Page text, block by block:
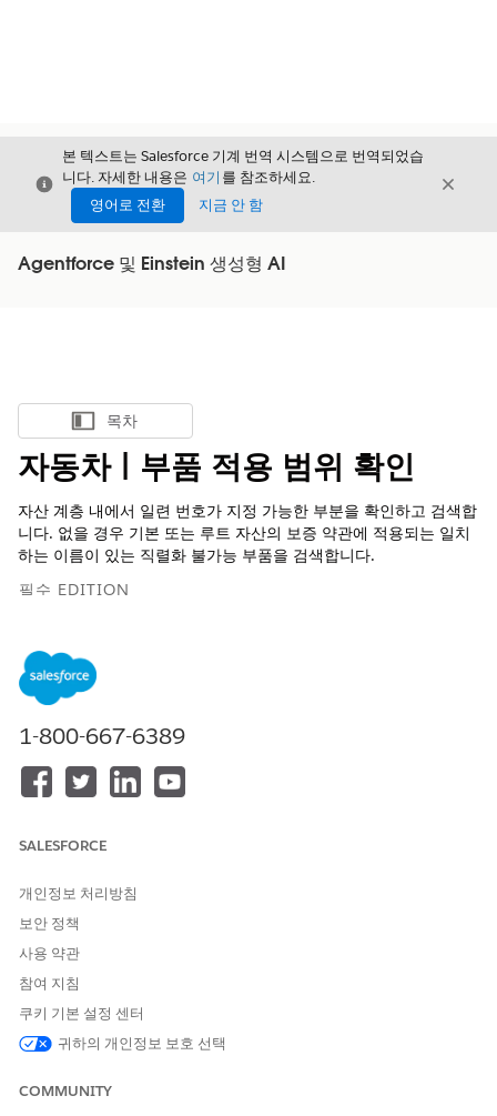
닫기
본 텍스트는 Salesforce 기계 번역 시스템으로 번역되었습
니다. 자세한 내용은 여기 를 참조하세요.
영어로 전환
지금 안 함
닫기
Agentforce 및 Einstein 생성형 AI
목차 표시
목차
자동차 | 부품 적용 범위 확인
자산 계층 내에서 일련 번호가 지정 가능한 부분을 확인하고 검색합
니다. 없을 경우 기본 또는 루트 자산의 보증 약관에 적용되는 일치
하는 이름이 있는 직렬화 불가능 부품을 검색합니다.
필수 EDITION
지원 제품: Agentforce for Automotive 추가 기능이 포함되거나
Agentforce 1 Automotive Edition에 포함된
Performance, Unlimited
하려면 각 사용자에게 Agentforce for Automotive 추가 기능이
있어야 합니다.
작업 세부 사항
API 이름
참조 작업 유형
이 작업은 하나 이상의 프롬프
1-800-667-6389
SALESFORCE
개인정보 처리방침
보안 정책
사용 약관
참여 지침
쿠키 기본 설정 센터
귀하의 개인정보 보호 선택
COMMUNITY